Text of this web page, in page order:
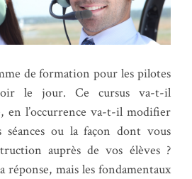
de formation pour les pilotes
le jour. Ce cursus va-t-il
en l’occurrence va-t-il modifier
séances ou la façon dont vous
auprès de vos élèves ?
réponse, mais les fondamentaux